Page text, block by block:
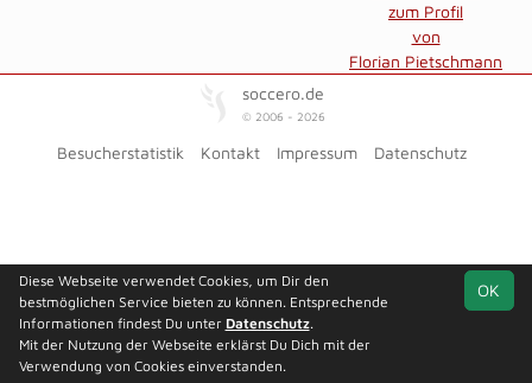
zum Profil
von
Florian Pietschmann
soccero.de
© 2006 - 2026
Besucherstatistik Kontakt Impressum Datenschutz
OK
Diese Webseite verwendet Cookies, um Dir den
bestmöglichen Service bieten zu können. Entsprechende
Informationen findest Du unter Datenschutz.
Mit der Nutzung der Webseite erklärst Du Dich mit der
Verwendung von Cookies einverstanden.